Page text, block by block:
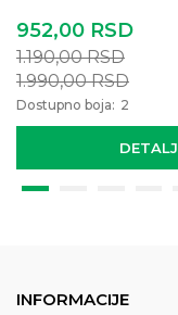
952,00 RSD
1.190,00RSD
1.990,00RSD
Dostupno boja: 2
INFORMACIJE